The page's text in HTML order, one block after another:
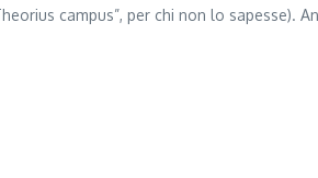
campus”, per chi non lo sapesse).